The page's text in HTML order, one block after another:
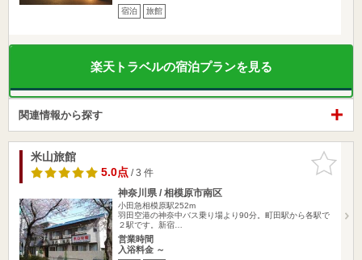
宿泊 旅館
楽天トラベルの宿泊プランを見る
関連情報から探す
お気に入
りに追加
米山旅館
5.0点/ 3 件
神奈川県 / 相模原市南区
小田急相模原駅252m
羽田空港の神奈中バス乗り場より90分。町田駅から各駅で
２駅です。新宿…
営業時間
入浴料金 ～